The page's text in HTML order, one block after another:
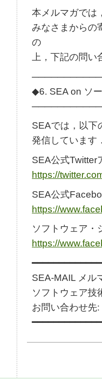
本メルマガでは
みなさまからの
の
上，下記の問
◆6. SEA on ソ
SEAでは，以下
発信しています
SEA公式Twitter
https://
SEA公式
https://
ソフトウェア・
https://
SEA-MAIL メル
ソフトウェア技
お問い合わせ先